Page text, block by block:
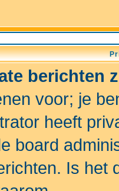
berichten
voor; je
heeft
board
Is het